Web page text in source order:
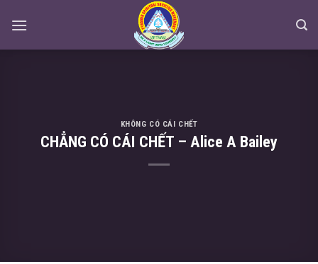
KHÔNG CÓ CÁI CHẾT
CHẲNG CÓ CÁI CHẾT – Alice A Bailey